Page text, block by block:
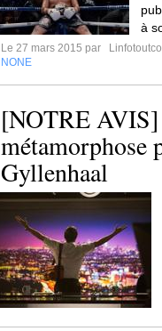
à
Le 27 mars 2015 par
NONE
[NOTRE
métamorphose
Gyllenhaal